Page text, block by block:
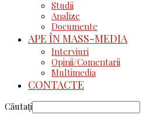
Studii
Analize
Documente
APE ÎN MASS-MEDIA
Interviuri
Opinii/Comentarii
Multimedia
CONTACTE
Căutați